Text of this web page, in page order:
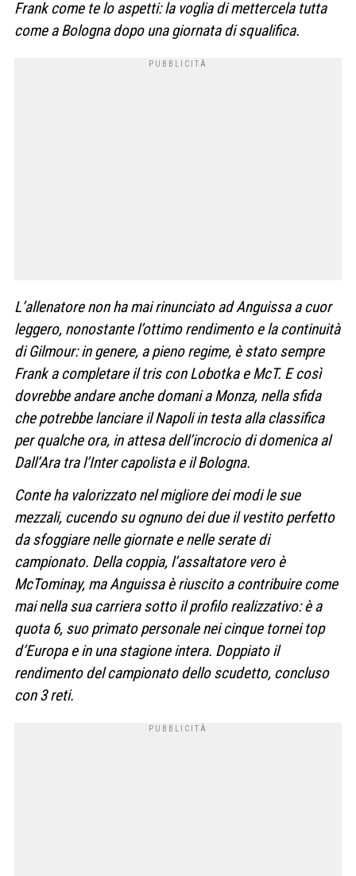
Frank come te lo aspetti: la voglia di mettercela tutta
come a Bologna dopo una giornata di squalifica.
L’allenatore non ha mai rinunciato ad Anguissa a cuor
leggero, nonostante l’ottimo rendimento e la continuità
di Gilmour: in genere, a pieno regime, è stato sempre
Frank a completare il tris con Lobotka e McT. E così
dovrebbe andare anche domani a Monza, nella sfida
che potrebbe lanciare il Napoli in testa alla classifica
per qualche ora, in attesa dell’incrocio di domenica al
Dall’Ara tra l’Inter capolista e il Bologna.
Conte ha valorizzato nel migliore dei modi le sue
mezzali, cucendo su ognuno dei due il vestito perfetto
da sfoggiare nelle giornate e nelle serate di
campionato. Della coppia, l’assaltatore vero è
McTominay, ma Anguissa è riuscito a contribuire come
mai nella sua carriera sotto il profilo realizzativo: è a
quota 6, suo primato personale nei cinque tornei top
d’Europa e in una stagione intera. Doppiato il
rendimento del campionato dello scudetto, concluso
con 3 reti.